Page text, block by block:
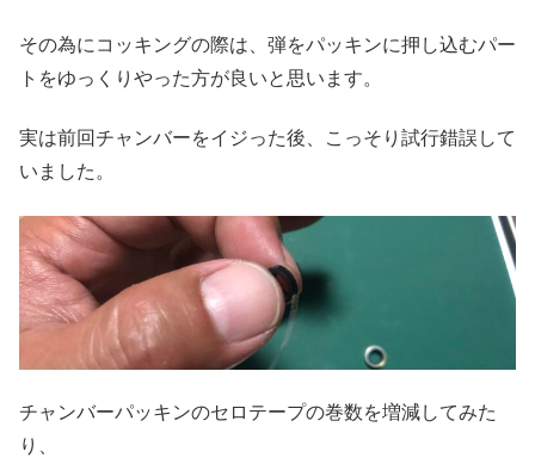
その為にコッキングの際は、弾をパッキンに押し込むパー
トをゆっくりやった方が良いと思います。
実は前回チャンバーをイジった後、こっそり試行錯誤して
いました。
チャンバーパッキンのセロテープの巻数を増減してみた
り、